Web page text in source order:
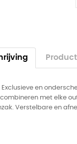
en
met elke
Verstelbare en